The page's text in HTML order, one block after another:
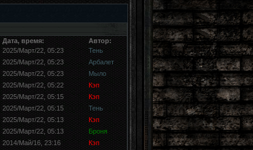
Дата, время:
Автор:
2025/Март/22, 05:23
Тень
2025/Март/22, 05:23
Арбалет
2025/Март/22, 05:23
Мыло
2025/Март/22, 05:22
Кэп
2025/Март/22, 05:15
Кэп
2025/Март/22, 05:15
Тень
2025/Март/22, 05:13
Кэп
2025/Март/22, 05:13
Броня
2014/Май/16, 23:16
Кэп